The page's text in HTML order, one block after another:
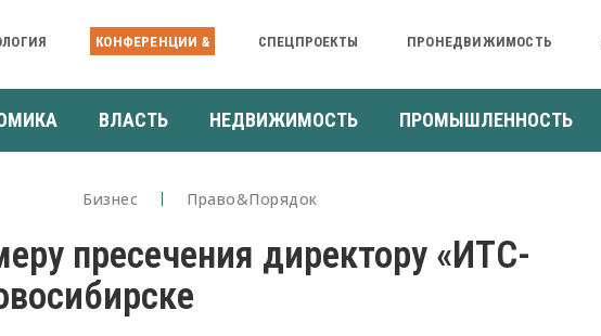
КОНФЕРЕНЦИИ & СПЕЦПРОЕКТЫ ПРОНЕДВИЖИМОСТЬ
ВЛАСТЬ НЕДВИЖИМОСТЬ ПРОМЫШЛЕННОСТЬ
Бизнес Право&Порядок
пресечения директору «ИТС-